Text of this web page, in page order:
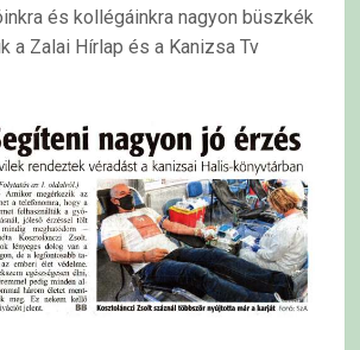
és kollégáinkra nagyon büszkék
a Zalai Hírlap és a Kanizsa Tv